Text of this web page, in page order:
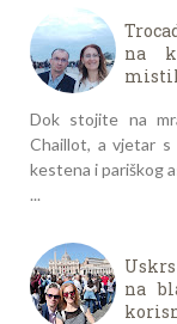
na
Dok stojite na
Chaillot, a vjetar s
kestena i pariškog
...
na